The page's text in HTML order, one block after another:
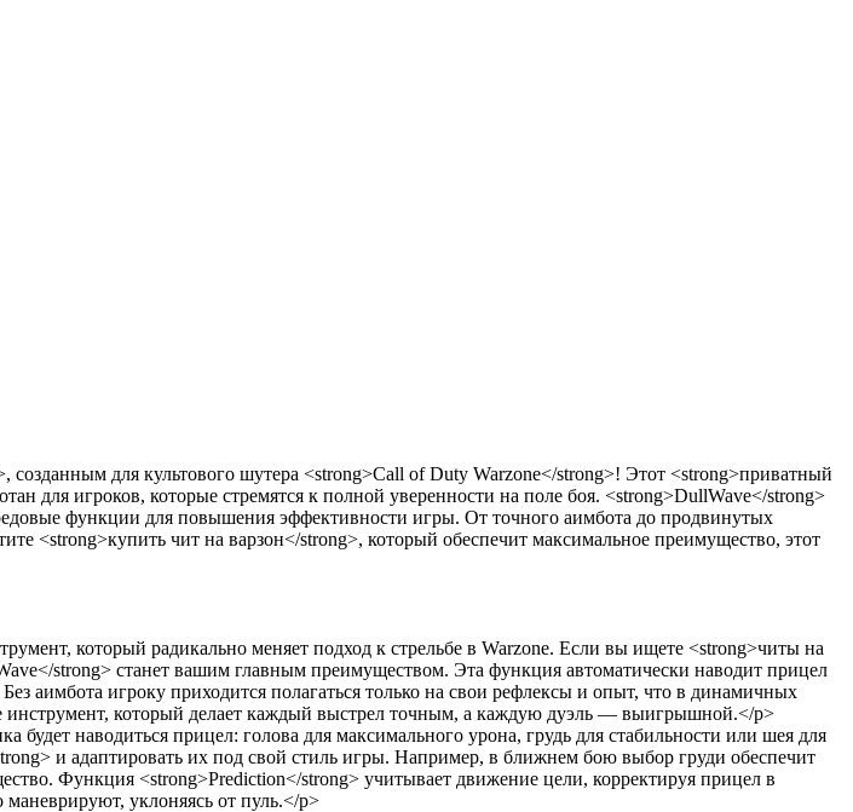
для культового шутера <strong>Call of Duty Warzone</strong>! Этот <strong>приватный
для игроков, которые стремятся к полной уверенности на поле боя. <strong>DullWave</strong>
функции для повышения эффективности игры. От точного аимбота до продвинутых
<strong>купить чит на варзон</strong>, который обеспечит максимальное преимущество, этот
который радикально меняет подход к стрельбе в Warzone. Если вы ищете <strong>читы на
strong> станет вашим главным преимуществом. Эта функция автоматически наводит прицел
аимбота игроку приходится полагаться только на свои рефлексы и опыт, что в динамичных
инструмент, который делает каждый выстрел точным, а каждую дуэль — выигрышной.</p>
наводиться прицел: голова для максимального урона, грудь для стабильности или шея для
и адаптировать их под свой стиль игры. Например, в ближнем бою выбор груди обеспечит
Функция <strong>Prediction</strong> учитывает движение цели, корректируя прицел в
уклоняясь от пуль.</p>